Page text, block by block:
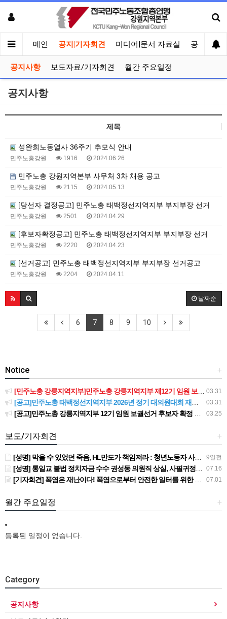
메인 공지|기자회견 미디어|문서 자료실 공유게시
공지사항 보도자료/기자회견 월간 주요일정
공지사항
제목
성완희노동열사 36주기 추모식 안내
민주노총강원 1916 2024.06.26
민주노총 강원지역본부 사무처 3차 채용 공고
민주노총강원 2115 2024.05.13
[당선자 결정공고] 민주노총 태백정선지역지부 부지부장 선거
민주노총강원 2501 2024.04.29
[후보자확정공고] 민주노총 태백정선지역지부 부지부장 선거
민주노총강원 2220 2024.04.23
[선거공고] 민주노총 태백정선지역지부 부지부장 선거공고
민주노총강원 2204 2024.04.11
날짜순
6 7 8 9 10
+
Notice
03.31
[민주노총 강릉지역지부]민주노총 강릉지역지부 제12기 임원 보궐선거결과 공고
03.31
[공고]민주노총 태백정선지역지부 2026년 정기 대의원대회 재소집 건
03.25
[공고]민주노총 강릉지역지부 12기 임원 보궐선거 후보자 확정 공고
+
보도/기자회견
9일전
[성명] 막을 수 있었던 죽음, HL만도가 책임져라 : 청년노동자 사망사고의 철저한 진상규명과 재발방지 대책 마련하라
07.16
[성명] 통일교 불법 정치자금 수수 권성동 의원직 상실, 사필귀정이다
07.01
[기자회견] 폭염은 재난이다! 폭염으로부터 안전한 일터를 위한 민주노총 강원지역본부 폭염감시단 선포 기자회견
+
월간 주요일정
등록된 일정이 없습니다.
Category
공지사항